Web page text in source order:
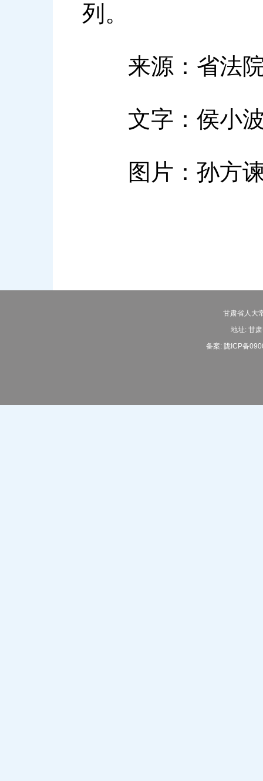
列。
来源：省法院
文字：侯小
图片：孙方
甘肃省人大
地址: 甘
备案: 陇ICP备